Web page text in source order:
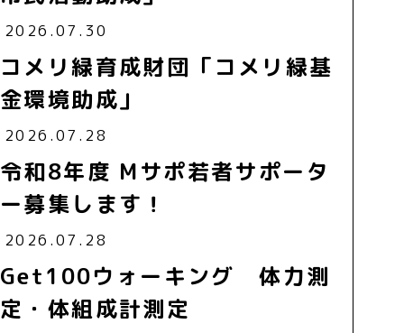
2026.07.30
コメリ緑育成財団「コメリ緑基
金環境助成」
2026.07.28
令和8年度 Mサポ若者サポータ
ー募集します！
2026.07.28
Get100ウォーキング 体力測
定・体組成計測定